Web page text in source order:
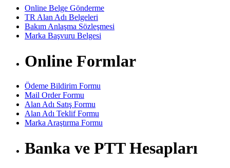
Online Belge Gönderme
TR Alan Adı Belgeleri
Bakım Anlaşma Sözleşmesi
Marka Başvuru Belgesi
Online Formlar
Ödeme Bildirim Formu
Mail Order Formu
Alan Adı Satış Formu
Alan Adı Teklif Formu
Marka Araştırma Formu
Banka ve PTT Hesapları